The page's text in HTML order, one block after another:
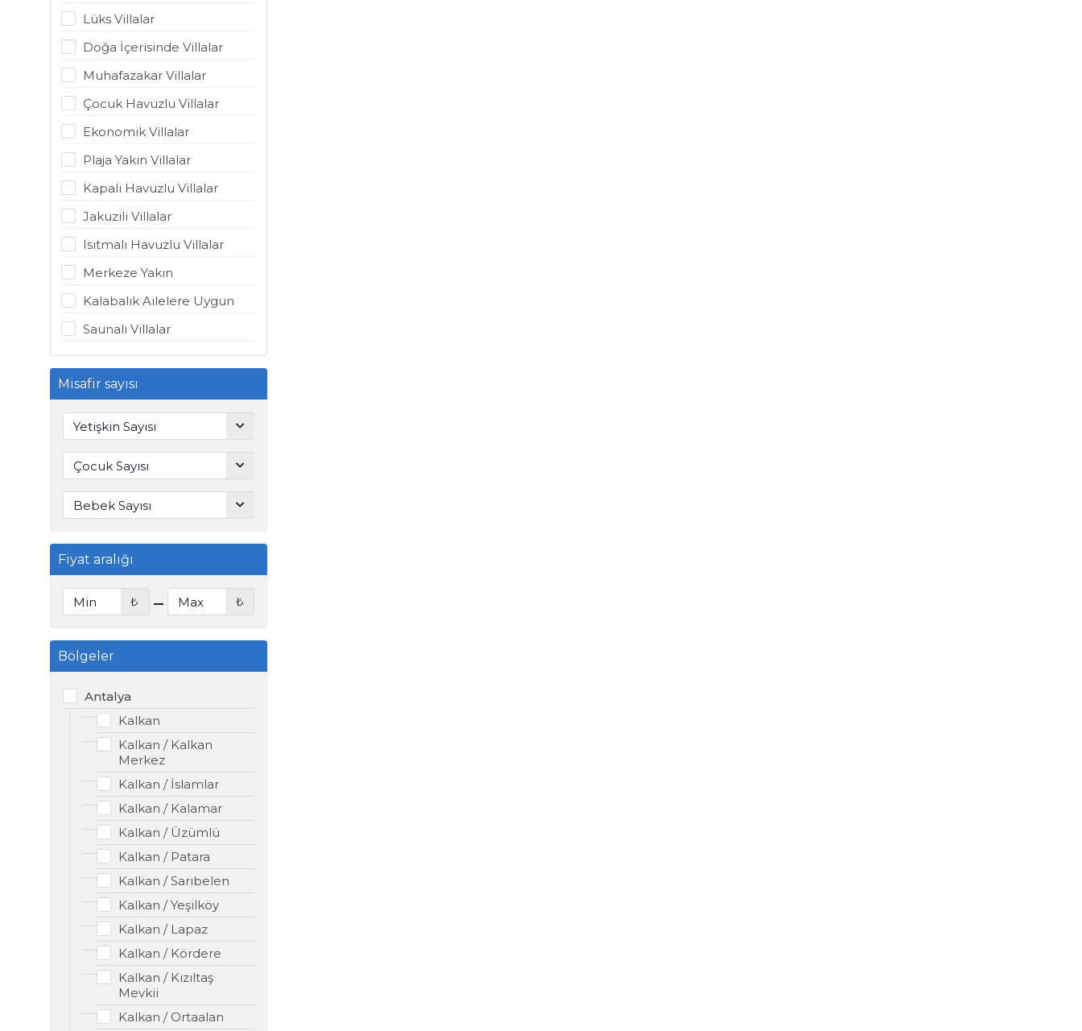
Lüks Villalar
Doğa İçerisinde Villalar
Muhafazakar Villalar
Çocuk Havuzlu Villalar
Ekonomik Villalar
Plaja Yakın Villalar
Kapalı Havuzlu Villalar
Jakuzili Villalar
Isıtmalı Havuzlu Villalar
Merkeze Yakın
Kalabalık Ailelere Uygun
Saunalı Villalar
Misafir sayısı
Fiyat aralığı
₺ - ₺
Bölgeler
Antalya
Kalkan
Kalkan / Kalkan
Merkez
Kalkan / İslamlar
Kalkan / Kalamar
Kalkan / Üzümlü
Kalkan / Patara
Kalkan / Sarıbelen
Kalkan / Yeşilköy
Kalkan / Lapaz
Kalkan / Kördere
Kalkan / Kızıltaş
Mevkii
Kalkan / Ortaalan